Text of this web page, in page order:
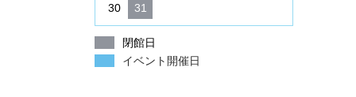
30
31
閉館日
イベント開催日